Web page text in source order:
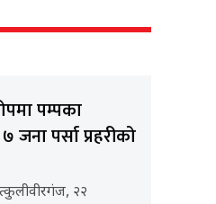
पम्पका
पर्सा प्रहरीको
२२